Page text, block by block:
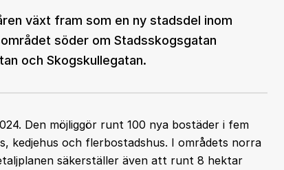
växt fram som en ny stadsdel inom
söder om Stadsskogsgatan
och Skogskullegatan.
Den möjliggör runt 100 nya bostäder i fem
kedjehus och flerbostadshus. I områdets norra
säkerställer även att runt 8 hektar